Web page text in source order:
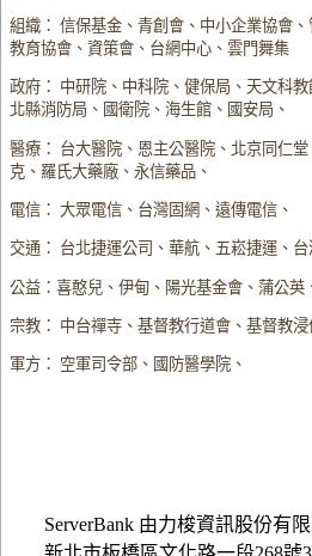
組織： 信保基金、青創會、中小企業協會
教育協會、資策會、台網中心、雲門舞集
政府： 中研院、中科院、健保局、天文科
北縣消防局、國衛院、海生館、國安局、
醫療： 台大醫院、恩主公醫院、北京同仁
克、羅氏大藥廠、永信藥品、
電信： 大眾電信、台灣固網、遠傳電信、
交通： 台北捷運公司、華航、五崧捷運、台
公益：喜憨兒、伊甸、陽光基金會、蒲公英
宗教： 中台禪寺、基督教行道會、基督教浸
軍方： 空軍司令部、國防醫學院、
ServerBank 由力梭資訊股份有限